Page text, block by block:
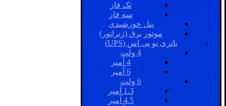
تک فاز
سه فاز
پنل خورشیدی
موتور برق (ژنراتور)
باتری یو پی اس (UPS)
4 ولت
4 آمپر
6 آمپر
6 ولت
1.3 آمپر
4.5 آمپر